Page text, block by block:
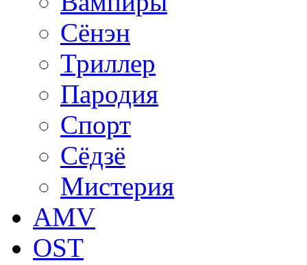
Сёнэн
Триллер
Пародия
Спорт
Сёдзё
Мистерия
AMV
OST